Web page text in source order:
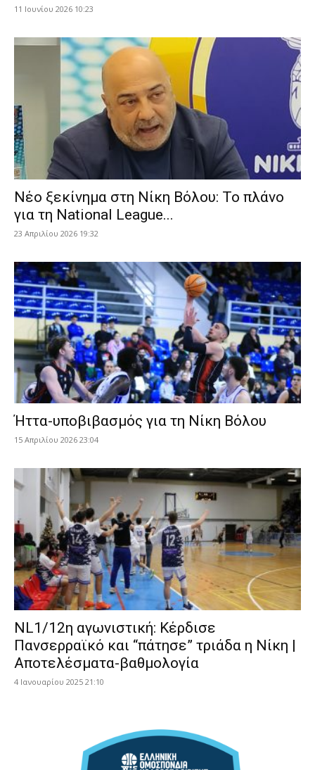
11 Ιουνίου 2026 10:23
Νέο ξεκίνημα στη Νίκη Βόλου: Το πλάνο
για τη National League...
23 Απριλίου 2026 19:32
Ήττα-υποβιβασμός για τη Νίκη Βόλου
15 Απριλίου 2026 23:04
NL1/12η αγωνιστική: Κέρδισε
Πανσερραϊκό και “πάτησε” τριάδα η Νίκη |
Αποτελέσματα-βαθμολογία
4 Ιανουαρίου 2025 21:10